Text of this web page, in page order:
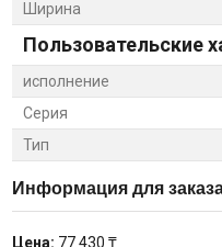
Ширина
Пользовательские
исполнение
Серия
Тип
Информация для
Цена: 77 430 ₸